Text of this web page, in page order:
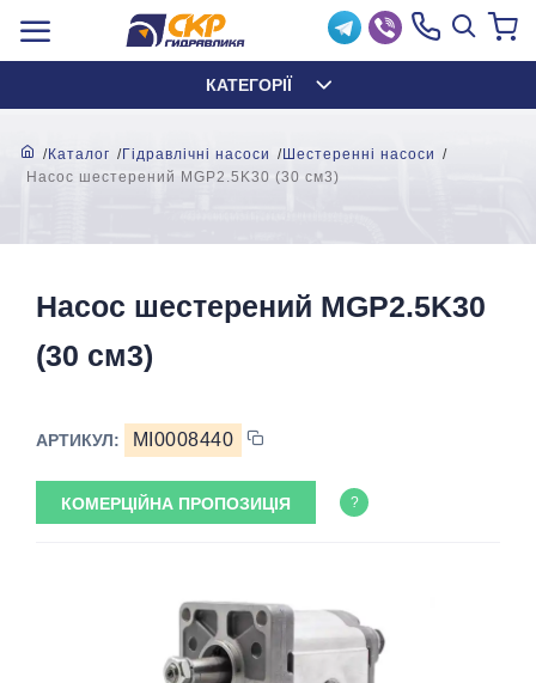
КАТЕГОРІЇ
Каталог Гідравлічні насоси
Шестеренні насоси
Насос шестерений MGP2.5K30 (30 см3)
Насос шестерений MGP2.5K30
(30 см3)
АРТИКУЛ: MI0008440
КОМЕРЦІЙНА ПРОПОЗИЦІЯ ?